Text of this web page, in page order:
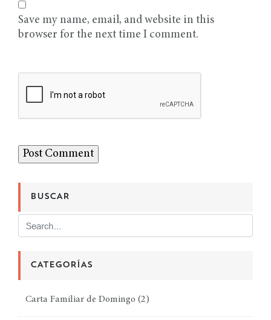
Save my name, email, and website in this
browser for the next time I comment.
BUSCAR
CATEGORÍAS
Carta Familiar de Domingo (2)